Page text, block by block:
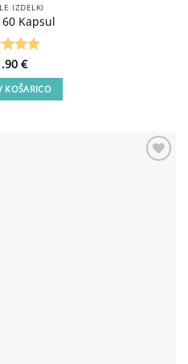
IZDELKI
60 Kapsul
€
KOŠARICO